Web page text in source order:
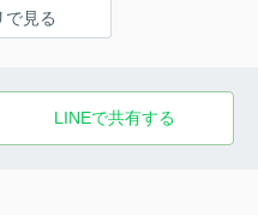
で見る
LINEで共有する